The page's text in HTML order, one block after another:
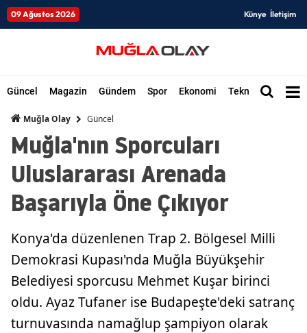
09 Ağustos 2026 Künye İletişim
Güncel Magazin Gündem Spor Ekonomi Teknoloji Dünya
Muğla Olay Güncel
Muğla'nın Sporcuları
Uluslararası Arenada
Başarıyla Öne Çıkıyor
Konya'da düzenlenen Trap 2. Bölgesel Milli
Demokrasi Kupası'nda Muğla Büyükşehir
Belediyesi sporcusu Mehmet Kuşar birinci
oldu. Ayaz Tufaner ise Budapeşte'deki satranç
turnuvasında namağlup şampiyon olarak